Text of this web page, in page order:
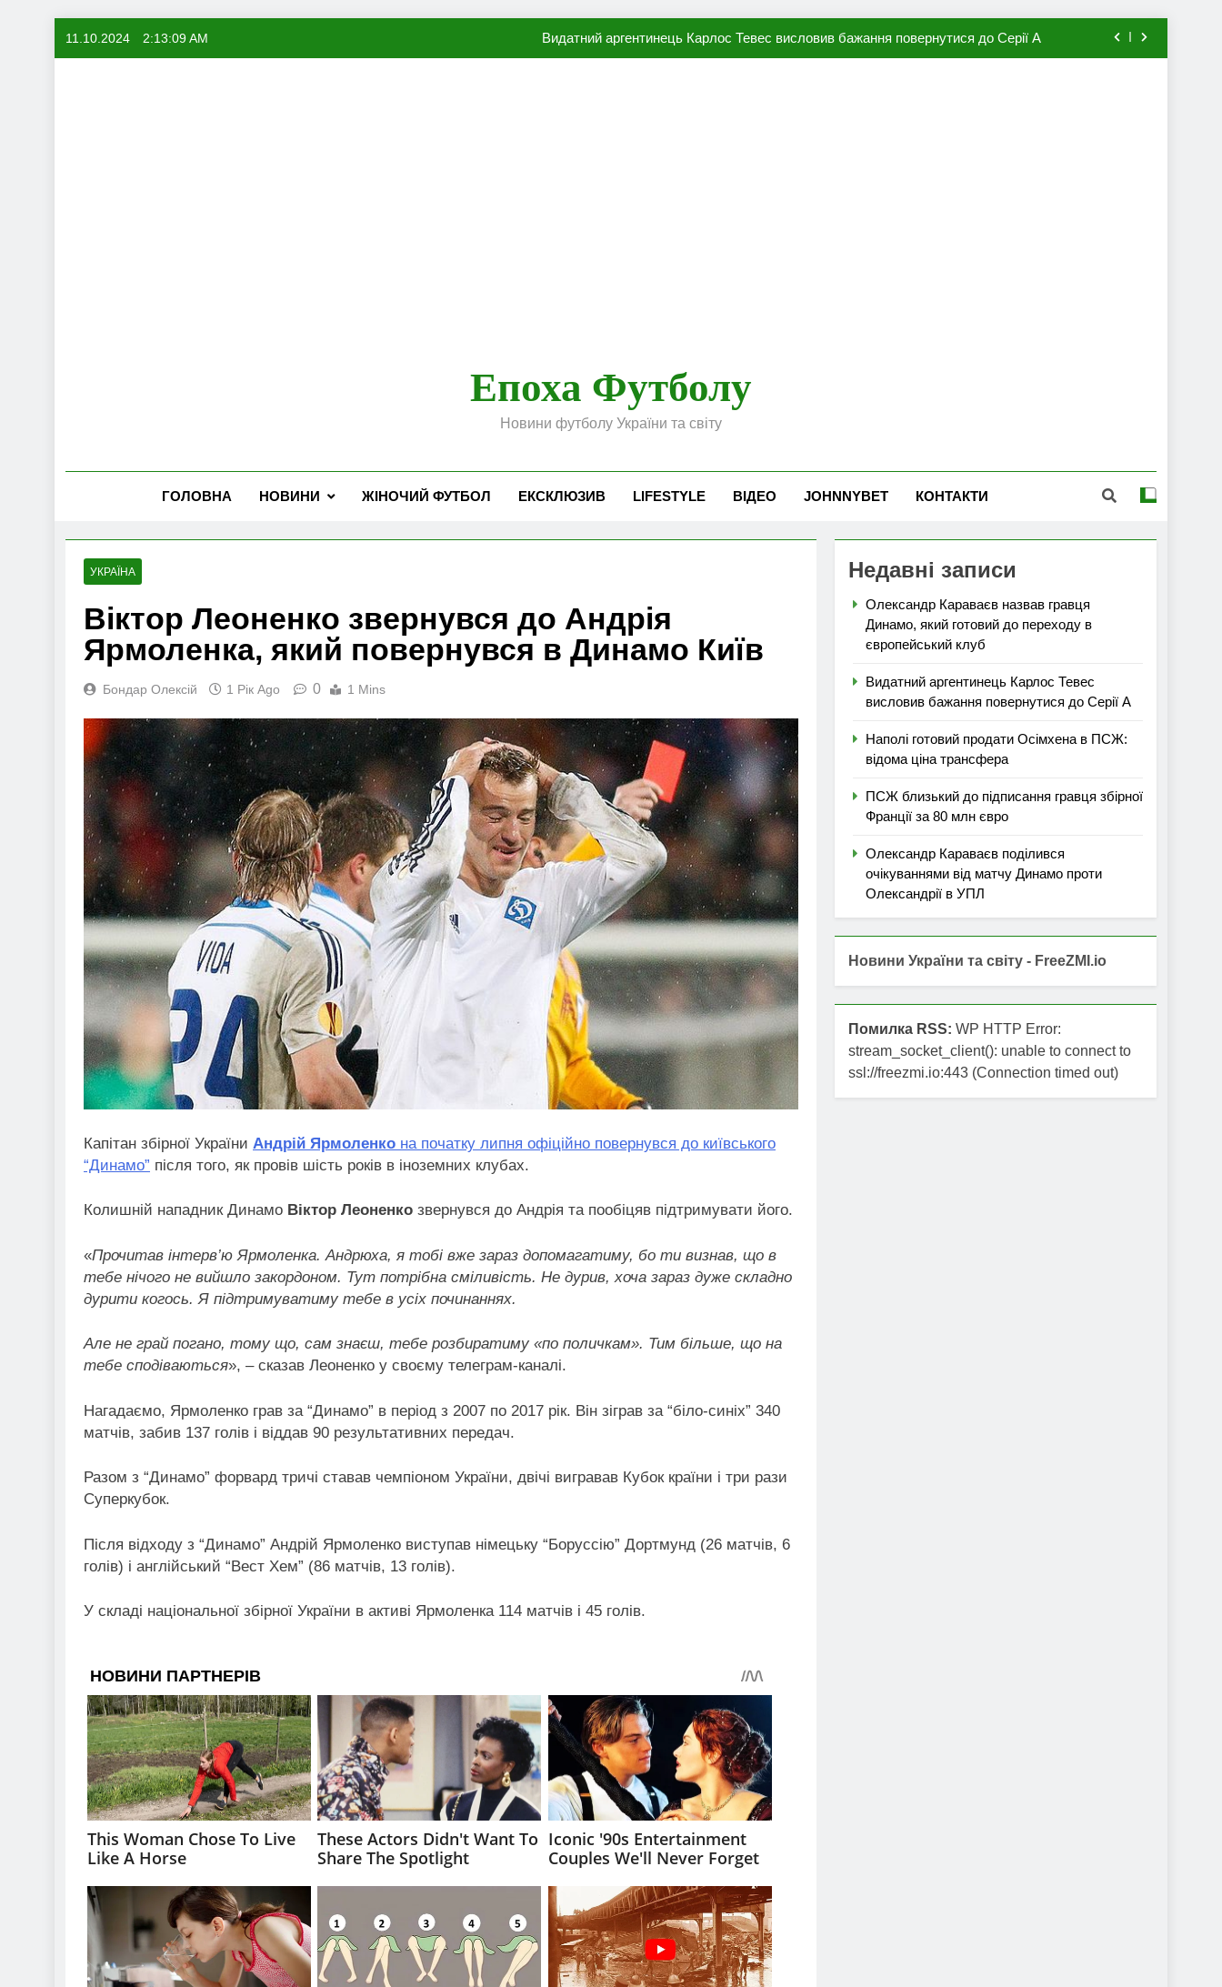
11.10.2024 2:13:10 AM Видатний аргентинець Карлос Тевес висловив бажання повернутися до Серії А
Епоха Футболу
Новини футболу України та світу
ГОЛОВНА НОВИНИ ЖІНОЧИЙ ФУТБОЛ ЕКСКЛЮЗИВ LIFESTYLE ВІДЕО JOHNNYBET КОНТАКТИ
УКРАЇНА
Віктор Леоненко звернувся до Андрія
Ярмоленка, який повернувся в Динамо Київ
Бондар Олексій 1 Рік Ago 0 1 Mins
Капітан збірної України Андрій Ярмоленко на початку липня офіційно повернувся до київського
“Динамо” після того, як провів шість років в іноземних клубах.
Колишній нападник Динамо Віктор Леоненко звернувся до Андрія та пообіцяв підтримувати його.
«Прочитав інтерв’ю Ярмоленка. Андрюха, я тобі вже зараз допомагатиму, бо ти визнав, що в
тебе нічого не вийшло закордоном. Тут потрібна сміливість. Не дурив, хоча зараз дуже складно
дурити когось. Я підтримуватиму тебе в усіх починаннях.
Але не грай погано, тому що, сам знаєш, тебе розбиратиму «по поличкам». Тим більше, що на
тебе сподіваються», – сказав Леоненко у своєму телеграм-каналі.
Нагадаємо, Ярмоленко грав за “Динамо” в період з 2007 по 2017 рік. Він зіграв за “біло-синіх” 340
матчів, забив 137 голів і віддав 90 результативних передач.
Разом з “Динамо” форвард тричі ставав чемпіоном України, двічі вигравав Кубок країни і три рази
Суперкубок.
Після відходу з “Динамо” Андрій Ярмоленко виступав німецьку “Боруссію” Дортмунд (26 матчів, 6
голів) і англійський “Вест Хем” (86 матчів, 13 голів).
У складі національної збірної України в активі Ярмоленка 114 матчів і 45 голів.
Недавні записи
Олександр Караваєв назвав гравця
Динамо, який готовий до переходу в
європейський клуб
Видатний аргентинець Карлос Тевес
висловив бажання повернутися до Серії А
Наполі готовий продати Осімхена в ПСЖ:
відома ціна трансфера
ПСЖ близький до підписання гравця збірної
Франції за 80 млн євро
Олександр Караваєв поділився
очікуваннями від матчу Динамо проти
Олександрії в УПЛ
Новини України та світу - FreeZMI.io
Помилка RSS: WP HTTP Error:
stream_socket_client(): unable to connect to
ssl://freezmi.io:443 (Connection timed out)